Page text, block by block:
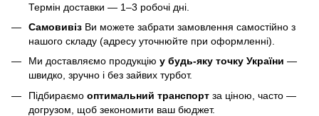
Термін доставки — 1–3 робочі дні.
Самовивіз Ви можете забрати замовлення самостійно з
нашого складу (адресу уточнюйте при оформленні).
Ми доставляємо продукцію у будь-яку точку України —
швидко, зручно і без зайвих турбот.
Підбираємо оптимальний транспорт за ціною, часто —
догрузом, щоб зекономити ваш бюджет.